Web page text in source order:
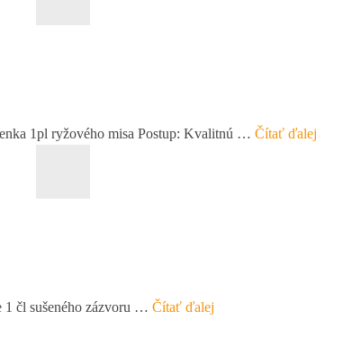
1pl ryžového misa Postup: Kvalitnú … Čítať ďalej
1 čl sušeného zázvoru … Čítať ďalej